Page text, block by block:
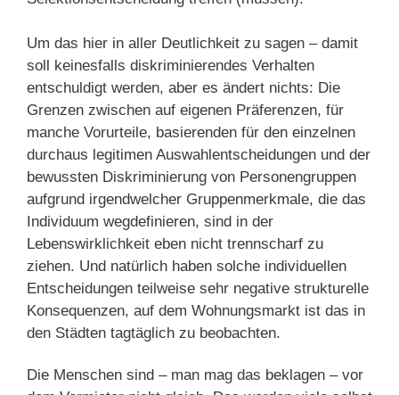
Um das hier in aller Deutlichkeit zu sagen – damit
soll keinesfalls diskriminierendes Verhalten
entschuldigt werden, aber es ändert nichts: Die
Grenzen zwischen auf eigenen Präferenzen, für
manche Vorurteile, basierenden für den einzelnen
durchaus legitimen Auswahlentscheidungen und der
bewussten Diskriminierung von Personengruppen
aufgrund irgendwelcher Gruppenmerkmale, die das
Individuum wegdefinieren, sind in der
Lebenswirklichkeit eben nicht trennscharf zu
ziehen. Und natürlich haben solche individuellen
Entscheidungen teilweise sehr negative strukturelle
Konsequenzen, auf dem Wohnungsmarkt ist das in
den Städten tagtäglich zu beobachten.
Die Menschen sind – man mag das beklagen – vor